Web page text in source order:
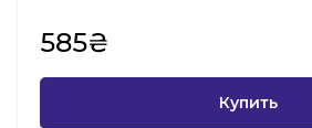
585₴
Купить